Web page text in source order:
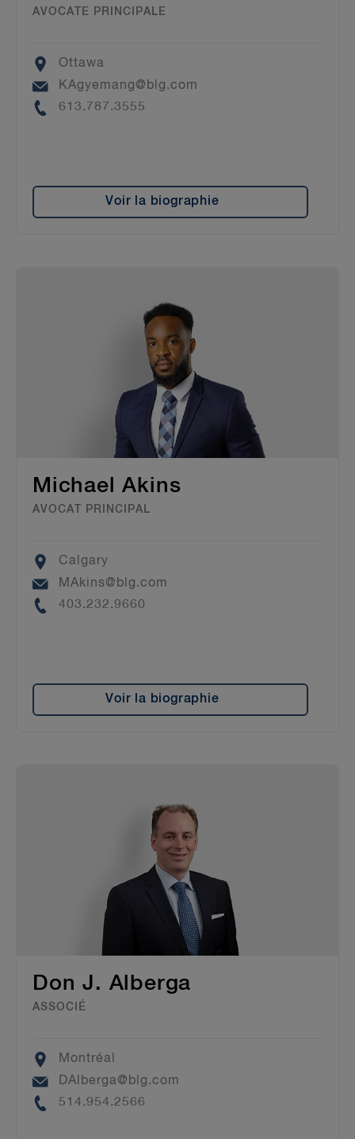
AVOCATE PRINCIPALE
Location
Ottawa
Email
KAgyemang@blg.com
Phone
613.787.3555
Voir la biographie
Michael Akins
AVOCAT PRINCIPAL
Location
Calgary
Email
MAkins@blg.com
Phone
403.232.9660
Voir la biographie
Don J. Alberga
ASSOCIÉ
Location
Montréal
EmailDAlberga@blg.com
Phone
514.954.2566